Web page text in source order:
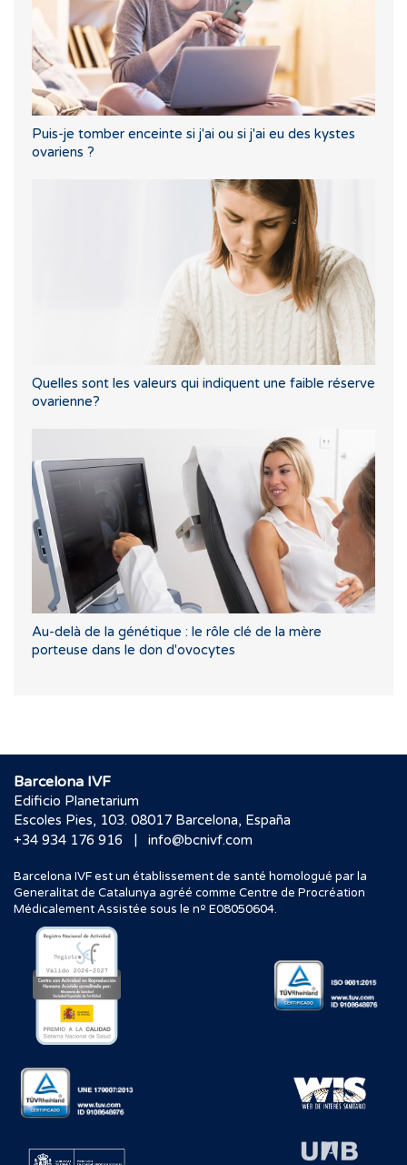
Puis-je tomber enceinte si j'ai ou si j'ai eu des kystes
ovariens ?
Quelles sont les valeurs qui indiquent une faible réserve
ovarienne?
Au-delà de la génétique : le rôle clé de la mère
porteuse dans le don d'ovocytes
Barcelona IVF
Edificio Planetarium
Escoles Pies, 103. 08017 Barcelona, España
+34 934 176 916
| info@bcnivf.com
Barcelona IVF est un établissement de santé homologué par la
Generalitat de Catalunya agréé comme Centre de Procréation
Médicalement Assistée sous le nº E08050604.